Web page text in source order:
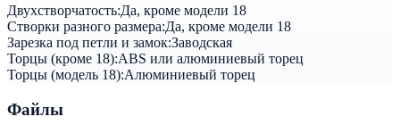
Двухстворчатость:Да, кроме модели 18
Створки разного размера:Да, кроме модели 18
Зарезка под петли и замок:Заводская
Торцы (кроме 18):ABS или алюминиевый торец
Торцы (модель 18):Алюминиевый торец
Файлы